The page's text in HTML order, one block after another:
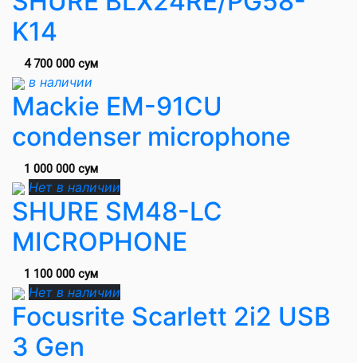
K14
4 700 000 сум
в наличии
Mackie EM-91CU
condenser microphone
1 000 000 сум
Нет в наличии
SHURE SM48-LC
MICROPHONE
1 100 000 сум
Нет в наличии
Focusrite Scarlett 2i2 USB
3 Gen